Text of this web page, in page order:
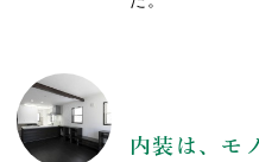
内装は、モ